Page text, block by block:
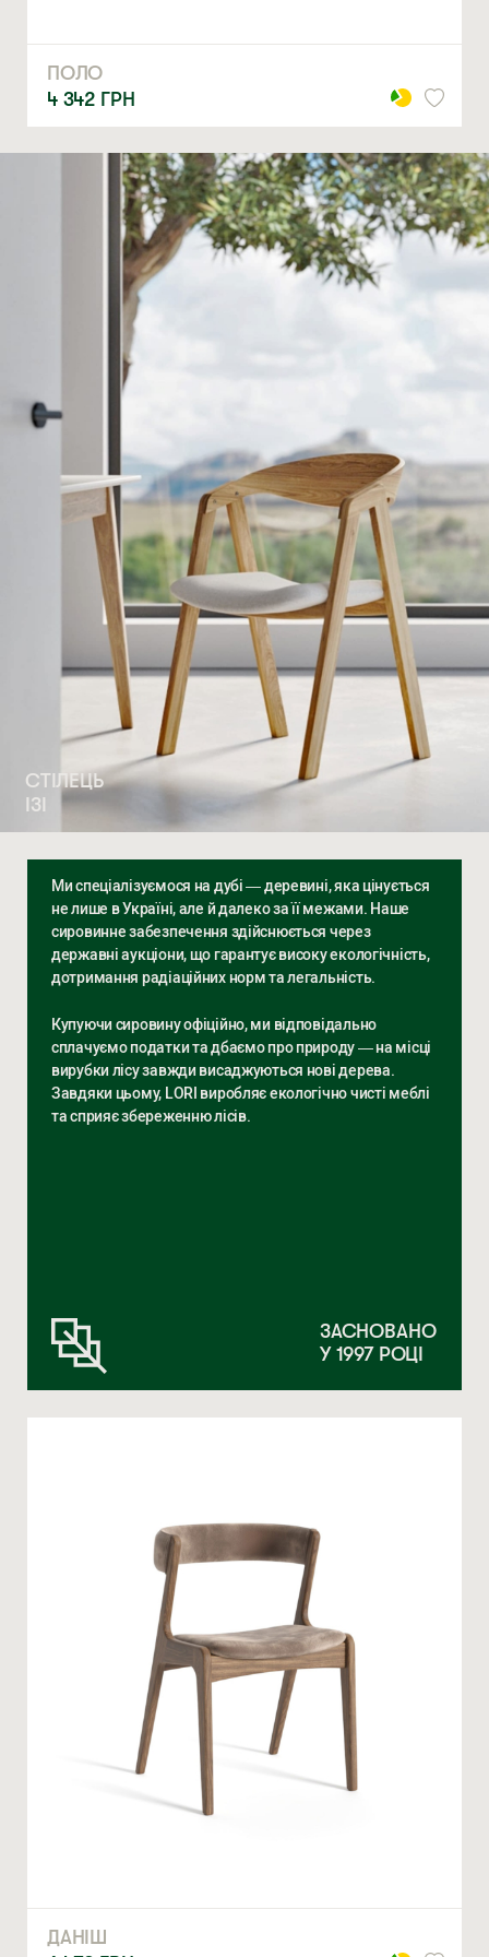
ПОЛО
4 342 ГРН
СТІЛЕЦЬ
ІЗІ
Ми спеціалізуємося на дубі — деревині, яка цінується
не лише в Україні, але й далеко за її межами. Наше
сировинне забезпечення здійснюється через
державні аукціони, що гарантує високу екологічність,
дотримання радіаційних норм та легальність.
Купуючи сировину офіційно, ми відповідально
сплачуємо податки та дбаємо про природу — на місці
вирубки лісу завжди висаджуються нові дерева.
Завдяки цьому, LORI виробляє екологічно чисті меблі
та сприяє збереженню лісів.
ЗАСНОВАНО
У 1997 РОЦІ
ДАНІШ
Ми відкриті для співпраці з компаніями, які займаються
облаштуванням житлової та комерційної нерухомості
НОМЕР ТЕЛЕФОНУ *